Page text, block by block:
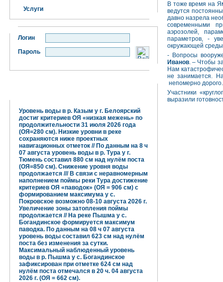
Услуги
Логин
Пароль
Уровень воды в р. Казым у г. Белоярский
достиг критериев ОЯ «низкая межень» по
продолжительности 31 июля 2026 года
(ОЯ=280 см). Низкие уровни в реке
сохраняются ниже проектных
навигационных отметок // По данным на 8 ч
07 августа уровень воды в р. Тура у г.
Тюмень составил 880 см над нулём поста
(ОЯ=850 см). Снижение уровня воды
продолжается /// В связи с неравномерным
наполнением поймы реки Тура достижение
критериев ОЯ «паводок» (ОЯ = 906 см) с
формированием максимума у с.
Покровское возможно 08-10 августа 2026 г.
Увеличение зоны затопления поймы
продолжается // На реке Пышма у с.
Богандинское формируется максимум
паводка. По данным на 08 ч 07 августа
уровень воды составил 623 см над нулём
поста без изменения за сутки.
Максимальный наблюденный уровень
воды в р. Пышма у с. Богандинское
зафиксирован при отметке 624 см над
нулём поста отмечался в 20 ч. 04 августа
2026 г. (ОЯ = 662 см).
В тоже время на
ведутся
давно назрела
современными
аэрозолей,
параметров, -
окружающей
- Вопросы
Иванов. – Чтобы
Нам
не занимается.
непомерно дорого.
Участники
выразили